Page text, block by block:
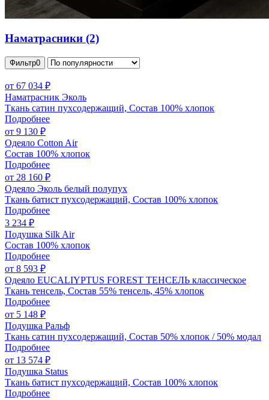
Наматрасники (2)
Фильтр0
от 67 034 ₽
Наматрасник Эколь
Ткань сатин пухсодержащий, Состав 100% хлопок
Подробнее
от 9 130 ₽
Одеяло Cotton Air
Состав 100% хлопок
Подробнее
от 28 160 ₽
Одеяло Эколь белый полупух
Ткань батист пухсодержащий, Состав 100% хлопок
Подробнее
3 234 ₽
Подушка Silk Air
Состав 100% хлопок
Подробнее
от 8 593 ₽
Одеяло EUCALIYPTUS FOREST ТЕНСЕЛЬ классическое
Ткань тенсель, Состав 55% тенсель, 45% хлопок
Подробнее
от 5 148 ₽
Подушка Ральф
Ткань сатин пухсодержащий, Состав 50% хлопок / 50% модал
Подробнее
от 13 574 ₽
Подушка Status
Ткань батист пухсодержащий, Состав 100% хлопок
Подробнее